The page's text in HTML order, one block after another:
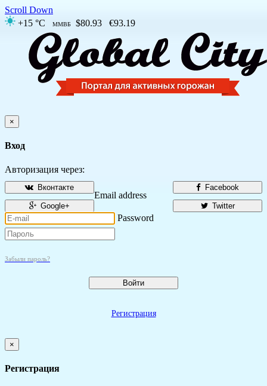
Scroll Down
+15 °C
ММВБ $80.93 €93.19
×
Вход
Авторизация через:
Facebook
Вконтакте
Twitter
Google+
Email address
Password
Забыли пароль?
Войти
Регистрация
×
Регистрация